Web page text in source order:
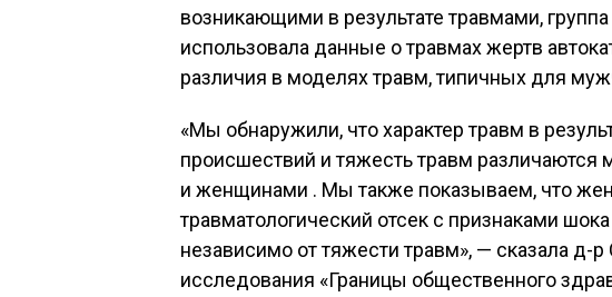
возникающими в результате травмами,
использовала данные о травмах жертв
различия в моделях травм, типичных для
«Мы обнаружили, что характер травм в
происшествий и тяжесть травм
и женщинами . Мы также показываем, что
травматологический отсек с признаками
независимо от тяжести травм», — сказала д-
исследования «Границы общественного